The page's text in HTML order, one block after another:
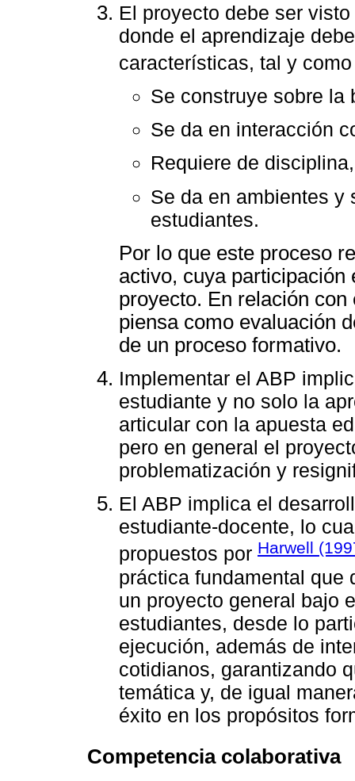
El proyecto debe ser
donde el aprendizaje
características, tal y
Se construye sobre la
Se da en interacción
Requiere de
Se da en ambientes y
estudiantes.
Por lo que este proceso
activo, cuya participación
proyecto. En relación
piensa como evaluación
de un proceso formativo.
Implementar el ABP
estudiante y no solo la
articular con la apuesta
pero en general el
problematización y
El ABP implica el
estudiante-docente, lo
propuestos por Harwell
práctica fundamental que
un proyecto general bajo
estudiantes, desde lo
ejecución, además de
cotidianos, garantizando
temática y, de igual
éxito en los propósitos
Competencia colaborativa